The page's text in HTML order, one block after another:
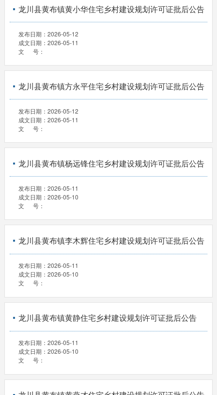
龙川县黄布镇黄小华住宅乡村建设规划许可证批后公告
发布日期： 2026-05-12
成文日期： 2026-05-11
文 号：
龙川县黄布镇方永平住宅乡村建设规划许可证批后公告
发布日期： 2026-05-12
成文日期： 2026-05-11
文 号：
龙川县黄布镇杨远锋住宅乡村建设规划许可证批后公告
发布日期： 2026-05-11
成文日期： 2026-05-10
文 号：
龙川县黄布镇李木辉住宅乡村建设规划许可证批后公告
发布日期： 2026-05-11
成文日期： 2026-05-10
文 号：
龙川县黄布镇黄静住宅乡村建设规划许可证批后公告
发布日期： 2026-05-11
成文日期： 2026-05-10
文 号：